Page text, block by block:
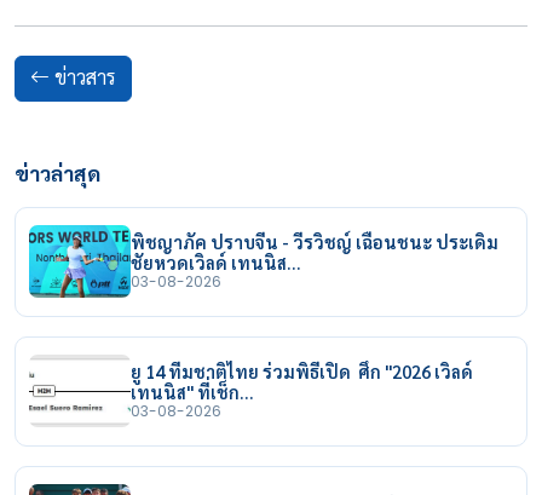
ข่าวสาร
ข่าวล่าสุด
พิชญาภัค ปราบจีน - วีรวิชญ์ เฉือนชนะ ประเดิม
ชัยหวดเวิลด์ เทนนิส…
03-08-2026
ยู 14 ทีมชาติไทย ร่วมพิธีเปิด ศึก "2026 เวิลด์
เทนนิส" ที่เช็ก…
03-08-2026